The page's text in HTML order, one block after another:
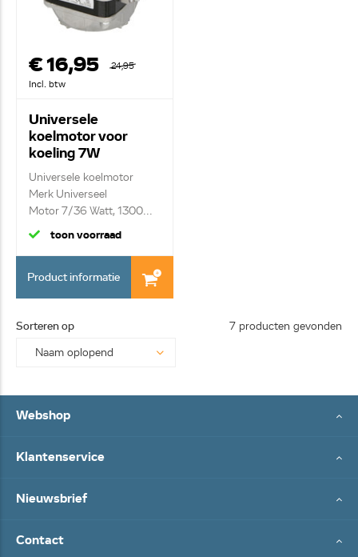
€ 16,95
24,95
Incl. btw
Universele
koelmotor voor
koeling 7W
Universele koelmotor
Merk Universeel
Motor 7/36 Watt, 1300...
toon voorraad
Product informatie
Sorteren op 7 producten gevonden
Webshop
Klantenservice
Nieuwsbrief
Contact